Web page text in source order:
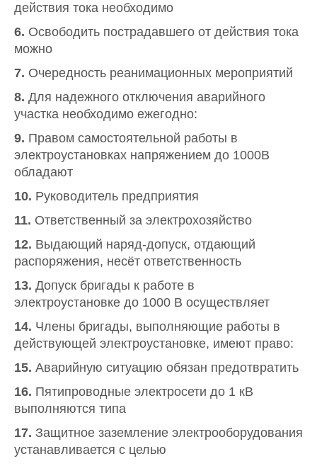
действия тока необходимо
6. Освободить пострадавшего от действия тока
можно
7. Очередность реанимационных мероприятий
8. Для надежного отключения аварийного
участка необходимо ежегодно:
9. Правом самостоятельной работы в
электроустановках напряжением до 1000В
обладают
10. Руководитель предприятия
11. Ответственный за электрохозяйство
12. Выдающий наряд-допуск, отдающий
распоряжения, несёт ответственность
13. Допуск бригады к работе в
электроустановке до 1000 В осуществляет
14. Члены бригады, выполняющие работы в
действующей электроустановке, имеют право:
15. Аварийную ситуацию обязан предотвратить
16. Пятипроводные электросети до 1 кВ
выполняются типа
17. Защитное заземление электрооборудования
устанавливается с целью